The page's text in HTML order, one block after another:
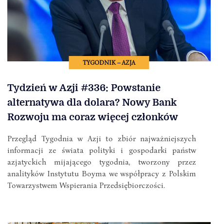
TYGODNIK – AZJA
Tydzień w Azji #336: Powstanie
alternatywa dla dolara? Nowy Bank
Rozwoju ma coraz więcej członków
Przegląd Tygodnia w Azji to zbiór najważniejszych
informacji ze świata polityki i gospodarki państw
azjatyckich mijającego tygodnia, tworzony przez
analityków Instytutu Boyma we współpracy z Polskim
Towarzystwem Wspierania Przedsiębiorczości.